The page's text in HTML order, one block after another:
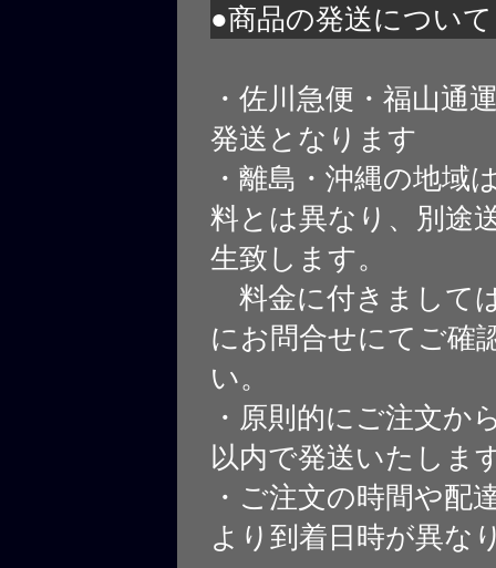
●商品の発送について
・佐川急便・福山通
発送となります
・離島・沖縄の地域
料とは異なり、別途
生致します。
料金に付きまして
にお問合せにてご確
い。
・原則的にご注文か
以内で発送いたしま
・ご注文の時間や配
より到着日時が異な